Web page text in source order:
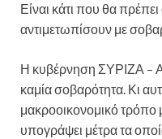
Είναι κάτι που θα πρέπει
αντιμετωπίσουν με
Η κυβέρνηση ΣΥΡΙΖΑ –
καμία σοβαρότητα. Κι
μακροοικονομικό τρόπο
υπογράψει μέτρα τα